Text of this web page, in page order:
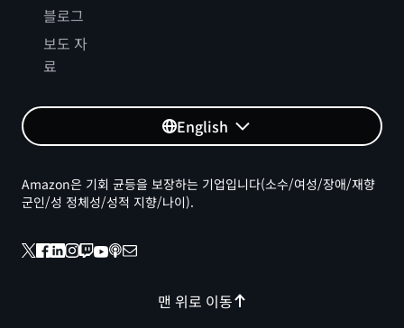
블로그
보도 자
료
English
맨 위로 이동
Amazon은 기회 균등을 보장하는 기업입니다(소수/여성/장애/재향
군인/성 정체성/성적 지향/나이).